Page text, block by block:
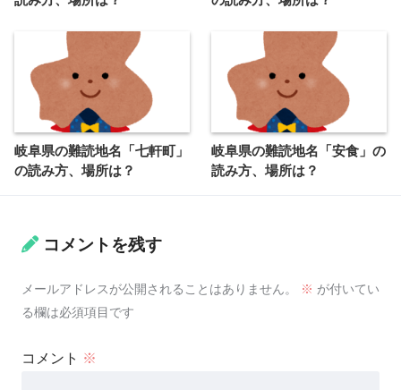
岐阜県の難読地名「七軒町」
の読み方、場所は？
岐阜県の難読地名「安食」の
読み方、場所は？
コメントを残す
メールアドレスが公開されることはありません。 ※ が付いてい
る欄は必須項目です
コメント ※